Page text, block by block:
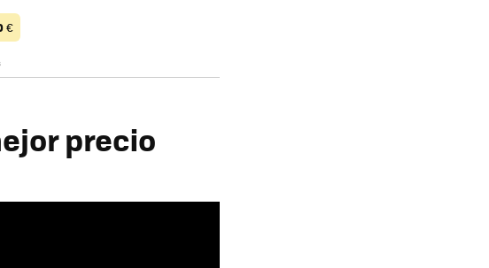
€
precio